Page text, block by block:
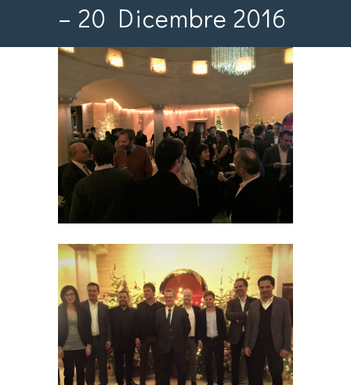
– 20 Dicembre 2016